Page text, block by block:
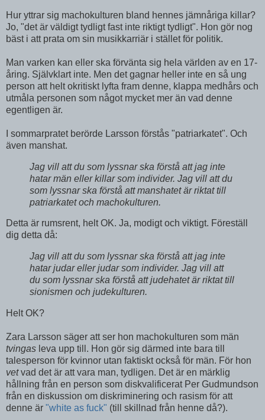
Hur yttrar sig machokulturen bland hennes jämnåriga killar?
Jo, "det är väldigt tydligt fast inte riktigt tydligt". Hon gör nog
bäst i att prata om sin musikkarriär i stället för politik.
Man varken kan eller ska förvänta sig hela världen av en 17-
åring. Självklart inte. Men det gagnar heller inte en så ung
person att helt okritiskt lyfta fram denne, klappa medhårs och
utmåla personen som något mycket mer än vad denne
egentligen är.
I sommarpratet berörde Larsson förstås "patriarkatet". Och
även manshat.
Jag vill att du som lyssnar ska förstå att jag inte
hatar män eller killar som individer. Jag vill att du
som lyssnar ska förstå att manshatet är riktat till
patriarkatet och machokulturen.
Detta är rumsrent, helt OK. Ja, modigt och viktigt. Föreställ
dig detta då:
Jag vill att du som lyssnar ska förstå att jag inte
hatar judar eller judar som individer. Jag vill att
du som lyssnar ska förstå att judehatet är riktat till
sionismen och judekulturen.
Helt OK?
Zara Larsson säger att ser hon machokulturen som män
tvingas leva upp till. Hon gör sig därmed inte bara till
talesperson för kvinnor utan faktiskt också för män. För hon
vetvad det är att vara man, tydligen. Det är en märklig
hållning från en person som diskvalificerat Per Gudmundson
från en diskussion om diskriminering och rasism för att
denne är "white as fuck" (till skillnad från henne då?).